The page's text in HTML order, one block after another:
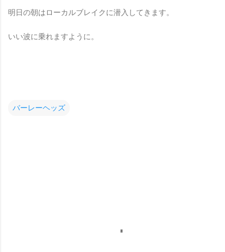
明日の朝はローカルブレイクに潜入してきます。
いい波に乗れますように。
バーレーヘッズ